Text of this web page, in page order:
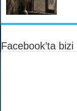
Facebook’ta bizi